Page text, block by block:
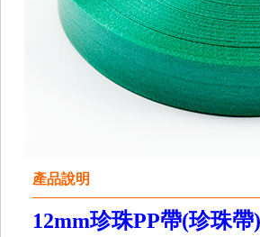
產品說明
12mm珍珠PP帶(珍珠